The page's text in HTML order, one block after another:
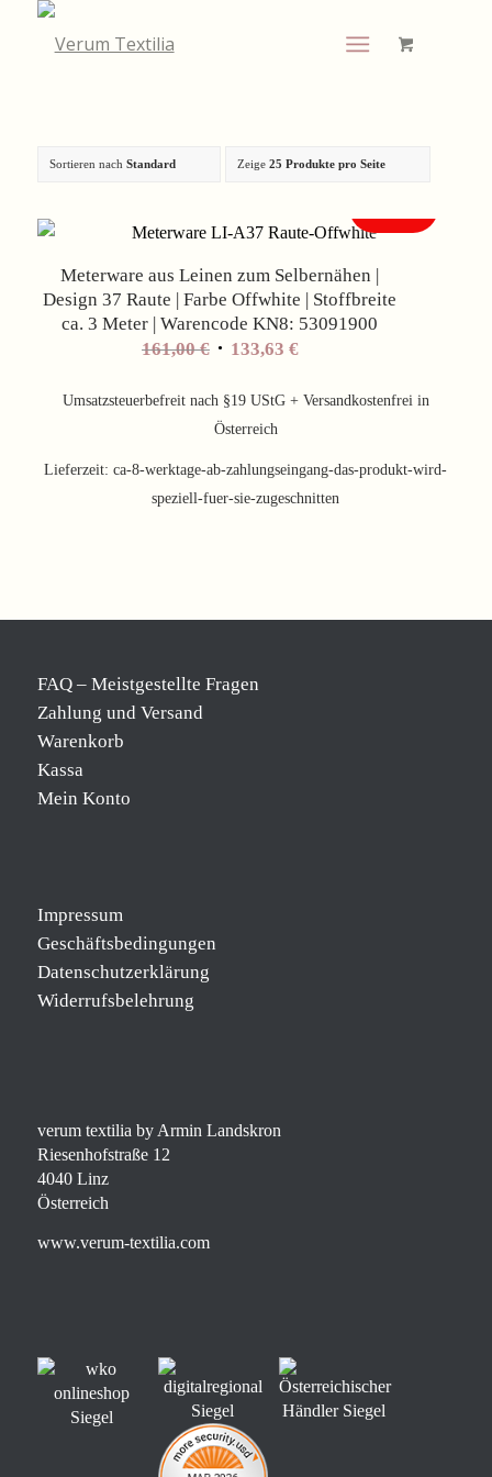
Sortieren nach Standard Zeige 25 Produkte pro Seite
Meterware aus Leinen zum Selbernähen |
Design 37 Raute | Farbe Offwhite | Stoffbreite
ca. 3 Meter | Warencode KN8: 53091900
161,00€ Ursprünglicher
war:
161,00 €
133,63 €Aktueller
ist:
Umsatzsteuerbefreit nach §19 UStG + Versandkostenfrei in
Österreich
Lieferzeit:ca-8-werktage-ab-zahlungseingang-das-produkt-wird-
speziell-fuer-sie-zugeschnitten
FAQ – Meistgestellte Fragen
Zahlung und Versand
Warenkorb
Kassa
Mein Konto
Impressum
Geschäftsbedingungen
Datenschutzerklärung
Widerrufsbelehrung
verum textilia by Armin Landskron
Riesenhofstraße 12
4040 Linz
Österreich
www.verum-textilia.com